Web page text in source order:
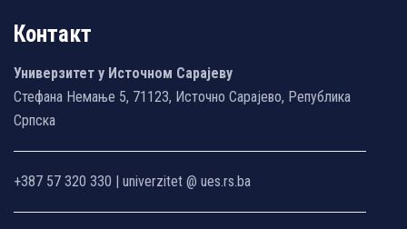
Контакт
Универзитет у Источном Сарајеву
Стефана Немање 5, 71123, Источно Сарајево, Република
Српска
+387 57 320 330 | univerzitet @ ues.rs.ba